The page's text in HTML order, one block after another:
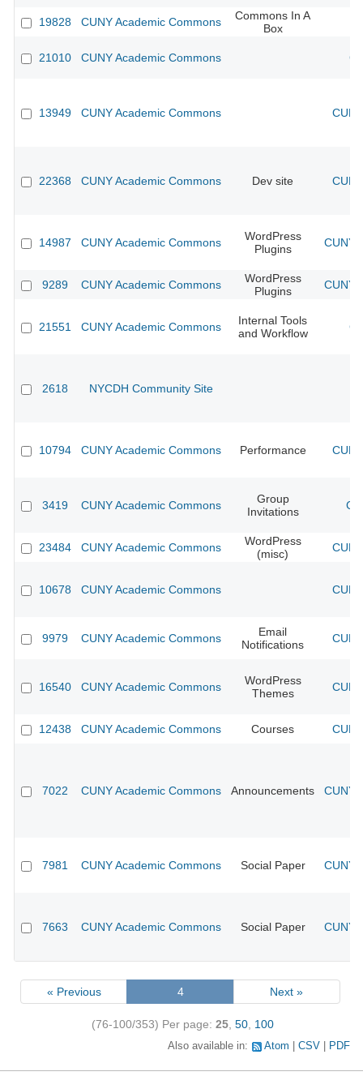
19828 CUNY Academic Commons
Commons In A
Box
21010 CUNY Academic Commons
13949 CUNY Academic Commons
22368 CUNY Academic Commons Dev site
14987 CUNY Academic Commons
WordPress
Plugins
CUNY
9289 CUNY Academic Commons
WordPress
Plugins
CUNY
21551 CUNY Academic Commons
Internal Tools
and Workflow
2618 NYCDH Community Site
10794 CUNY Academic Commons Performance
3419 CUNY Academic Commons
Group
Invitations
23484 CUNY Academic Commons
WordPress
(misc)
10678 CUNY Academic Commons
9979 CUNY Academic Commons
Email
Notifications
16540 CUNY Academic Commons
WordPress
Themes
12438 CUNY Academic Commons Courses
7022 CUNY Academic Commons Announcements CUNY
7981 CUNY Academic Commons Social Paper CUNY
7663 CUNY Academic Commons Social Paper CUNY
« Previous 4 Next »
(76-100/353) Per page: 25 50 100
Also available in: Atom CSV PDF